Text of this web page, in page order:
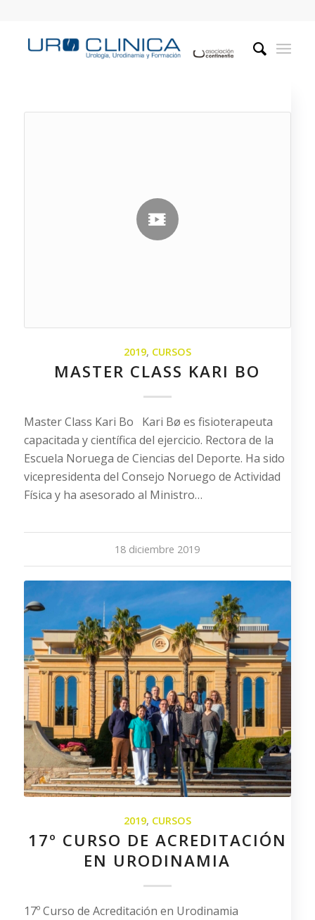
2019, CURSOS
MASTER CLASS KARI BO
Master Class Kari Bo Kari Bø es fisioterapeuta
capacitada y científica del ejercicio. Rectora de la
Escuela Noruega de Ciencias del Deporte. Ha sido
vicepresidenta del Consejo Noruego de Actividad
Física y ha asesorado al Ministro…
18 diciembre 2019
2019, CURSOS
17º CURSO DE ACREDITACIÓN
EN URODINAMIA
17º Curso de Acreditación en Urodinamia